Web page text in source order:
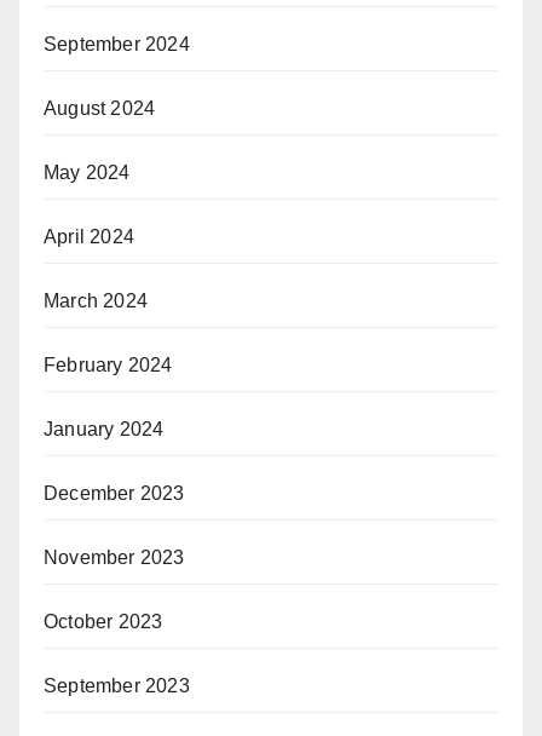
September 2024
August 2024
May 2024
April 2024
March 2024
February 2024
January 2024
December 2023
November 2023
October 2023
September 2023